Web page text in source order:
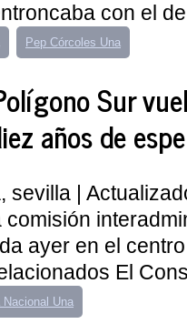
con el
Pep Córcoles Una
Sur
años de
sevilla |
ayer en el
El
Nacional Una